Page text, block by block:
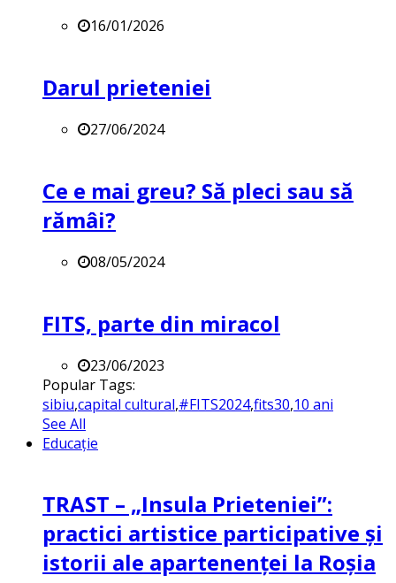
16/01/2026
Darul prieteniei
27/06/2024
Ce e mai greu? Să pleci sau să
rămâi?
08/05/2024
FITS, parte din miracol
23/06/2023
Popular Tags:
sibiu,capital cultural,#FITS2024,fits30,10 ani
See All
Educație
TRAST – „Insula Prieteniei”:
practici artistice participative și
istorii ale apartenenței la Roșia